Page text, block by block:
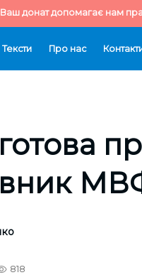
Ваш донат допомагає нам
Тексти Про нас
818